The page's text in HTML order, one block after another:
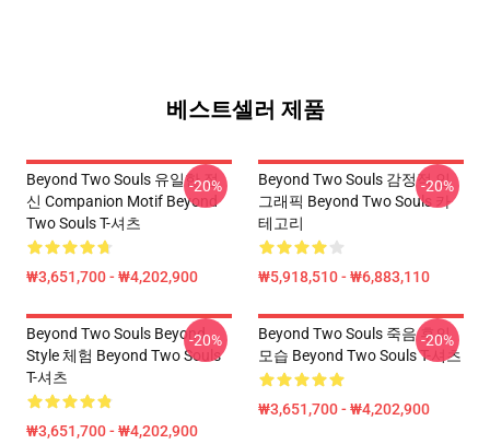
베스트셀러 제품
Beyond Two Souls 유일한 정
신 Companion Motif Beyond
Two Souls T-셔츠
₩3,651,700 - ₩4,202,900
-20%
Beyond Two Souls 감정적 인
그래픽 Beyond Two Souls 카
테고리
₩5,918,510 - ₩6,883,110
-20%
Beyond Two Souls Beyond
Style 체험 Beyond Two Souls
T-셔츠
₩3,651,700 - ₩4,202,900
-20%
Beyond Two Souls 죽음 후의
모습 Beyond Two Souls T-셔츠
₩3,651,700 - ₩4,202,900
-20%